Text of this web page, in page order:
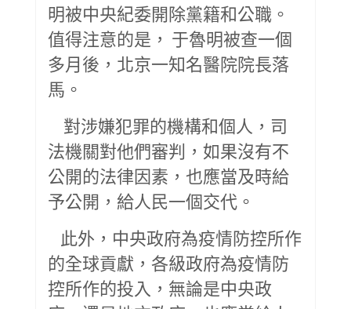
明被中央紀委開除黨籍和公職。
值得注意的是， 于魯明被查一個
多月後，北京一知名醫院院長落
馬。
對涉嫌犯罪的機構和個人，司
法機關對他們審判，如果沒有不
公開的法律因素，也應當及時給
予公開，給人民一個交代。
此外，中央政府為疫情防控所作
的全球貢獻，各級政府為疫情防
控所作的投入，無論是中央政